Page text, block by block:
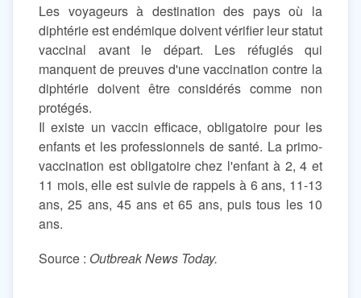
Les voyageurs à destination des pays où la
diphtérie est endémique doivent vérifier leur statut
vaccinal avant le départ. Les réfugiés qui
manquent de preuves d'une vaccination contre la
diphtérie doivent être considérés comme non
protégés.
Il existe un vaccin efficace, obligatoire pour les
enfants et les professionnels de santé. La primo-
vaccination est obligatoire chez l'enfant à 2, 4 et
11 mois, elle est suivie de rappels à 6 ans, 11-13
ans, 25 ans, 45 ans et 65 ans, puis tous les 10
ans.
Source : Outbreak News Today.